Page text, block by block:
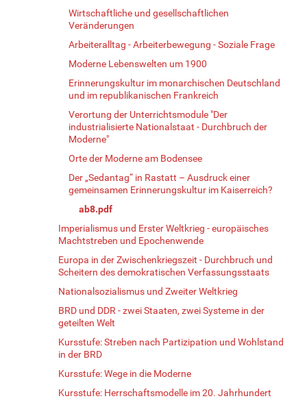
Wirtschaftliche und gesellschaftlichen
Veränderungen
Arbeiteralltag - Arbeiterbewegung - Soziale Frage
Moderne Lebenswelten um 1900
Erinnerungskultur im monarchischen Deutschland
und im republikanischen Frankreich
Verortung der Unterrichtsmodule "Der
industrialisierte Nationalstaat - Durchbruch der
Moderne"
Orte der Moderne am Bodensee
Der „Sedantag“ in Rastatt – Ausdruck einer
gemeinsamen Erinnerungskultur im Kaiserreich?
ab8.pdf
Imperialismus und Erster Weltkrieg - europäisches
Machtstreben und Epochenwende
Europa in der Zwischenkriegszeit - Durchbruch und
Scheitern des demokratischen Verfassungsstaats
Nationalsozialismus und Zweiter Weltkrieg
BRD und DDR - zwei Staaten, zwei Systeme in der
geteilten Welt
Kursstufe: Streben nach Partizipation und Wohlstand
in der BRD
Kursstufe: Wege in die Moderne
Kursstufe: Herrschaftsmodelle im 20. Jahrhundert